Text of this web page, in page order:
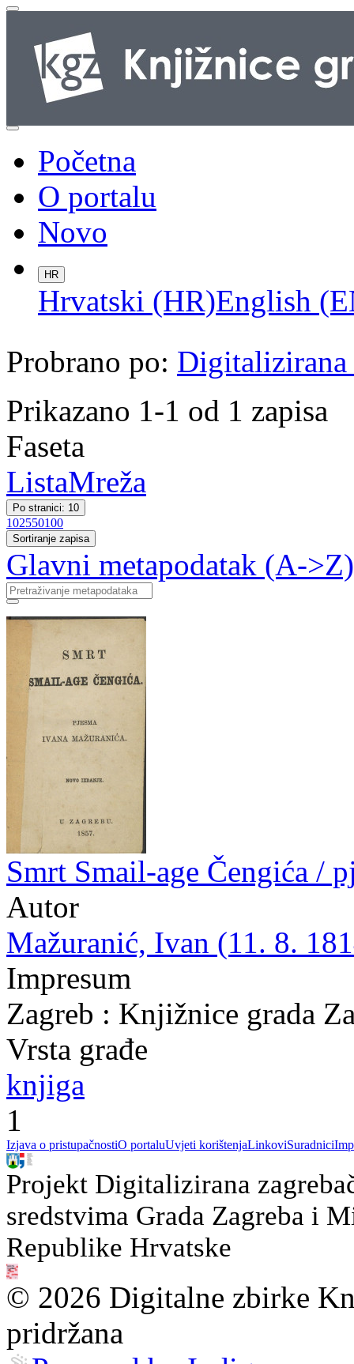
Početna
O portalu
Novo
HR
Hrvatski (HR)English
Probrano po: Digitalizirana
Prikazano 1-1 od 1 zapisa
Faseta
ListaMreža
Po stranici: 10
102550100
Sortiranje zapisa
Glavni metapodatak (A->Z)
Smrt Smail-age Čengića /
Autor
Mažuranić, Ivan (11. 8.
Impresum
Zagreb : Knjižnice grada
Vrsta građe
knjiga
1
Izjava o pristupačnostiO portaluUvjeti korištenjaLinkoviSuradnici
Projekt Digitalizirana
sredstvima Grada Zagreba i
Republike Hrvatske
© 2026 Digitalne zbirke
pridržana